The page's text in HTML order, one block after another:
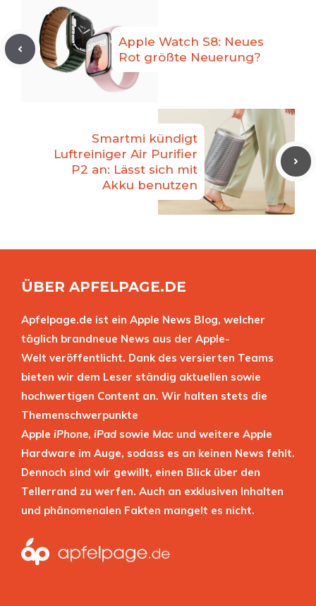
Apple Watch S8: Neues
Rot größte Neuerung?
Smartmi kündigt
Luftreiniger Air Purifier
P2 an: Lässt sich mit
Akku benutzen
ÜBER APFELPAGE.DE
Apfelpage.de ist ein Apple News Blog, welcher
täglich brandneue News aus der Apple-
Welt veröffentlicht. Dank des versierten Teams
bieten wir dem Leser ständig aktuellen sowie
hochwertigen Content an. Wir halten stets die
Themenschwerpunkte
Apple iPhone, iPad sowie Mac und weitere Apple
Hardware im Auge, sodass es an keinen News fehlt.
Dennoch sind wir gewillt, einen Blick über den
Tellerrand zu werfen. Auch an exklusiven Inhalten
und phänomenalen Fakten mangelt es nicht.